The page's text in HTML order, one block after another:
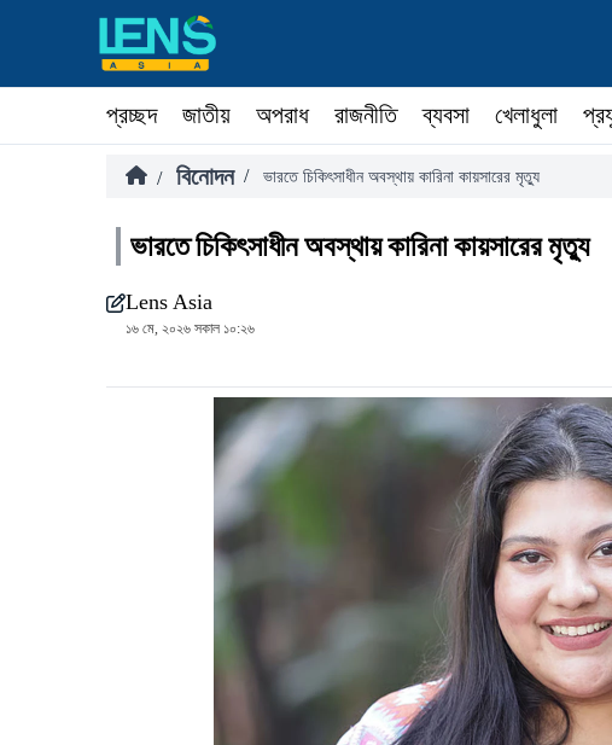
প্রচ্ছদ জাতীয় অপরাধ রাজনীতি ব্যবসা খেলাধুলা
/ বিনোদন / ভারতে চিকিৎসাধীন অবস্থায় কারিনা কায়সারের মৃত্যু
ভারতে চিকিৎসাধীন অবস্থায় কারিনা কায়সারের মৃত্যু
Lens Asia
১৬ মে, ২০২৬ সকাল ১০:২৬